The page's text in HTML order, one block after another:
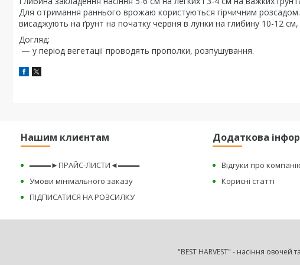
Для отримання раннього врожаю користуються гірчичним розсадом.
висаджують на ґрунт на початку червня в лунки на глибину 10-12
Догляд:
— у період вегетації проводять прополки, розпушування.
Нашим клиєнтам
════►ПРАЙС-ЛИСТИ◄════
Умови мінімального заказу
ПІДПИСАТИСЯ НА РОЗСИЛКУ
Додаткова
Відгуки про
Корисні статті